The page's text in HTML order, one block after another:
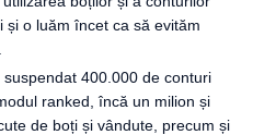
o luăm încet ca să evităm
400.000 de conturi
ranked, încă un milion și
de boți și vândute, precum și